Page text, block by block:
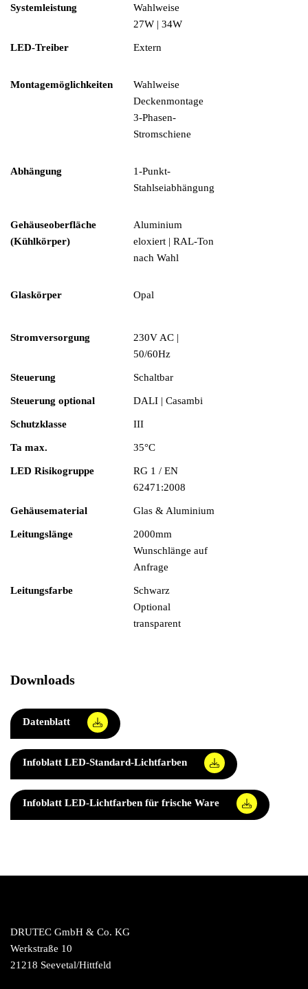
Systemleistung
Wahlweise
27W | 34W
LED-Treiber Extern
Montagemöglichkeiten
Wahlweise
Deckenmontage
3-Phasen-
Stromschiene
Abhängung
1-Punkt-
Stahlseiabhängung
Gehäuseoberfläche
(Kühlkörper)
Aluminium
eloxiert | RAL-Ton
nach Wahl
Glaskörper Opal
Stromversorgung
230V AC |
50/60Hz
Steuerung Schaltbar
Steuerung optional DALI | Casambi
Schutzklasse III
Ta max. 35°C
LED Risikogruppe
RG 1 / EN
62471:2008
Gehäusematerial Glas & Aluminium
Leitungslänge
2000mm
Wunschlänge auf
Anfrage
Leitungsfarbe
Schwarz
Optional
transparent
Downloads
Datenblatt
Infoblatt LED-Standard-Lichtfarben
Infoblatt LED-Lichtfarben für frische Ware
DRUTEC GmbH & Co. KG
Werkstraße 10
21218 Seevetal/Hittfeld